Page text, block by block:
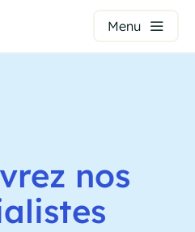
Menu
nos